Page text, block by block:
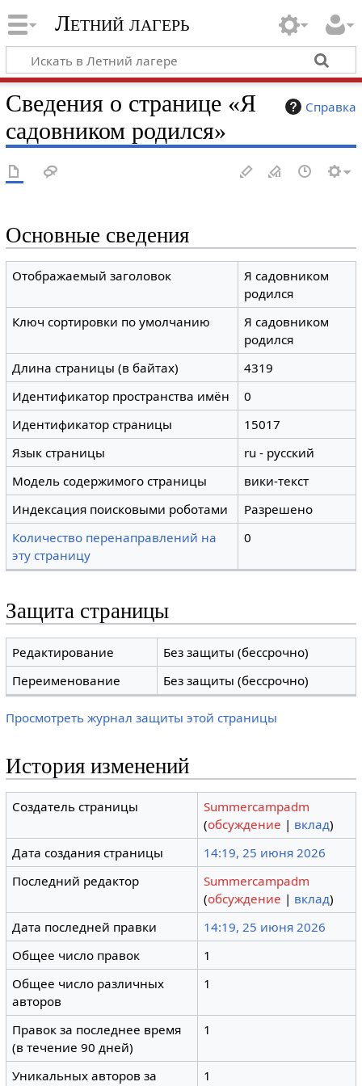
Летний лагерь
Справка
Сведения о странице «Я
садовником родился»
Основные сведения
Отображаемый заголовок
Я садовником
родился
Ключ сортировки по умолчанию
Я садовником
родился
Длина страницы (в байтах)
4319
Идентификатор пространства имён
0
Идентификатор страницы
15017
Язык страницы
ru - русский
Модель содержимого страницы
вики-текст
Индексация поисковыми роботами
Разрешено
Количество перенаправлений на
эту страницу
0
Защита страницы
Редактирование
Без защиты (бессрочно)
Переименование
Без защиты (бессрочно)
Просмотреть журнал защиты этой страницы
История изменений
Создатель страницы
Summercampadm
(обсуждение | вклад)
Дата создания страницы
14:19, 25 июня 2026
Последний редактор
Summercampadm
(обсуждение | вклад)
Дата последней правки
14:19, 25 июня 2026
Общее число правок
1
Общее число различных
авторов
1
Правок за последнее время
(в течение 90 дней)
1
Уникальных авторов за
1